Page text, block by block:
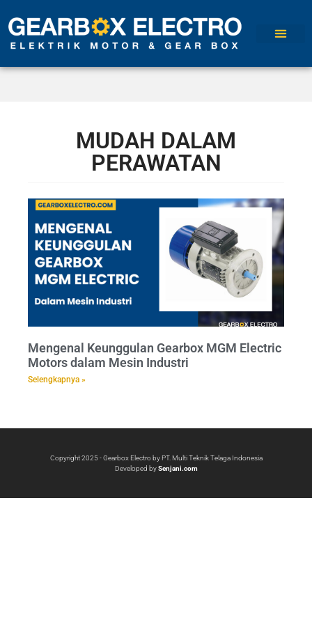
MUDAH DALAM
PERAWATAN
Mengenal Keunggulan Gearbox MGM Electric
Motors dalam Mesin Industri
Selengkapnya »
Copyright 2025 - Gearbox Electro by PT. Multi Teknik Telaga Indonesia
Developed bySenjani.com